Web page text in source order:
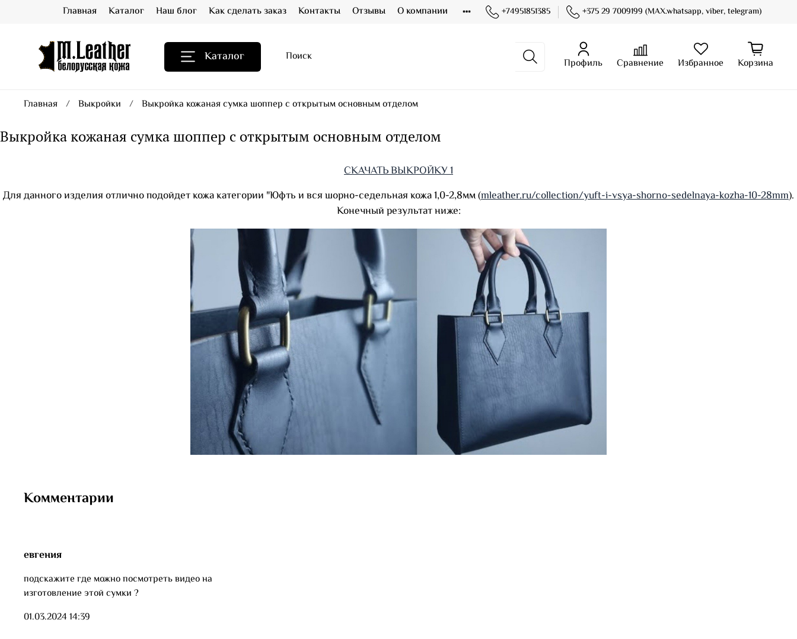
Главная Каталог Наш блог Как сделать заказ Контакты Отзывы О компании +74951851385 +375 29 7009199 (MAX.whatsapp, viber, telegram)
Каталог Профиль Сравнение Избранное Корзина
Главная Выкройки Выкройка кожаная сумка шоппер с открытым основным отделом
Выкройка кожаная сумка шоппер с открытым основным отделом
СКАЧАТЬ ВЫКРОЙКУ 1
Для данного изделия отлично подойдет кожа категории "Юфть и вся шорно-седельная кожа 1,0-2,8мм (mleather.ru/collection/yuft-i-vsya-shorno-sedelnaya-kozha-10-28mm).
Конечный результат ниже:
Комментарии
евгения
подскажите где можно посмотреть видео на
изготовление этой сумки ?
01.03.2024 14:39